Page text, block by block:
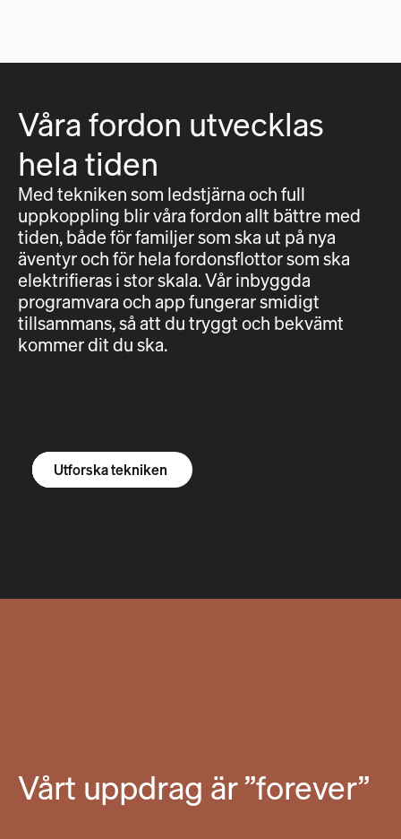
Våra fordon utvecklas
hela tiden
Med tekniken som ledstjärna och full
uppkoppling blir våra fordon allt bättre med
tiden, både för familjer som ska ut på nya
äventyr och för hela fordonsflottor som ska
elektrifieras i stor skala. Vår inbyggda
programvara och app fungerar smidigt
tillsammans, så att du tryggt och bekvämt
kommer dit du ska.
Utforska R1S
Utforska R1T
Utforska skåpbilar
Utforska tekniken
Vårt uppdrag är ”forever”